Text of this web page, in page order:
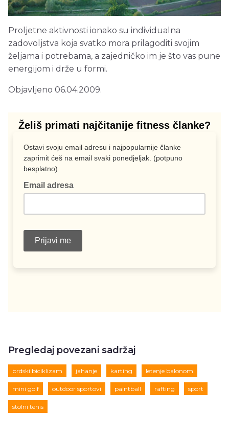
Proljetne aktivnosti ionako su individualna
zadovoljstva koja svatko mora prilagoditi svojim
željama i potrebama, a zajedničko im je što vas pune
energijom i drže u formi.
Objavljeno 06.04.2009.
Pregledaj povezani sadržaj
brdski biciklizam jahanje karting letenje balonom
mini golf outdoor sportovi paintball rafting sport
stolni tenis